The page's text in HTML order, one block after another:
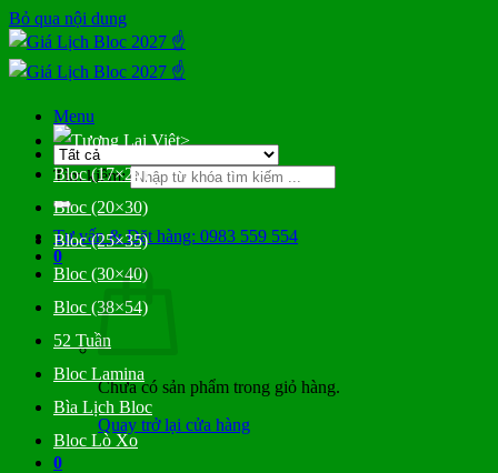
Bỏ qua nội dung
Menu
Tìm kiếm:
Tư vấn & Đặt hàng: 0983 559 554
0
Chưa có sản phẩm trong giỏ hàng.
Quay trở lại cửa hàng
0
>
Bloc (17×24)
Bloc (20×30)
Bloc (25×35)
Bloc (30×40)
Bloc (38×54)
52 Tuần
Bloc Lamina
Bìa Lịch Bloc
Bloc Lò Xo